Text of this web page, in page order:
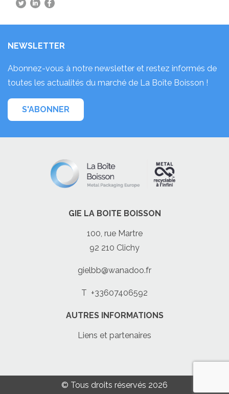
NEWSLETTER
Abonnez-vous à notre newsletter et restez informés de
toutes les actualités du marché de La Boîte Boisson !
S'ABONNER
GIE LA BOITE BOISSON
100, rue Martre
92 210 Clichy
gielbb@wanadoo.fr
T +33607406592
AUTRES INFORMATIONS
Liens et partenaires
© Tous droits réservés 2026